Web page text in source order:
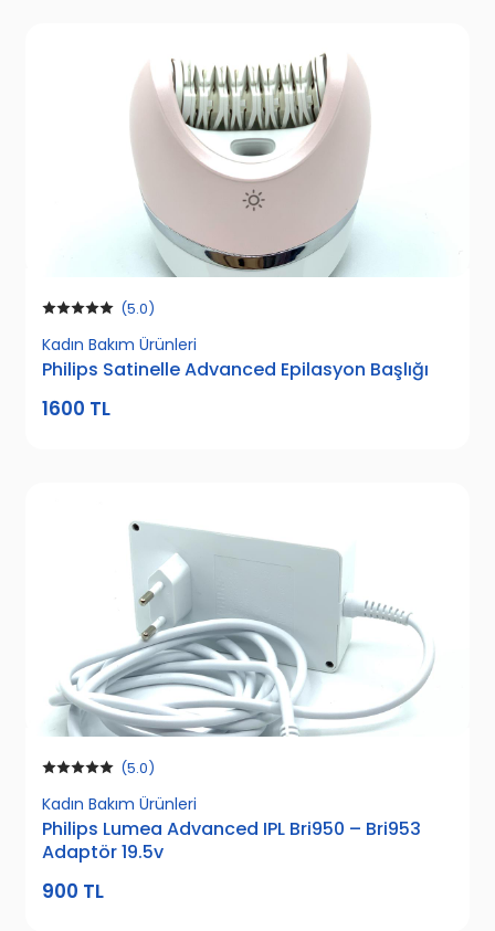
(5.0)
Kadın Bakım Ürünleri
Philips Satinelle Advanced Epilasyon Başlığı
1600 TL
(5.0)
Kadın Bakım Ürünleri
Philips Lumea Advanced IPL Bri950 – Bri953
Adaptör 19.5v
900 TL